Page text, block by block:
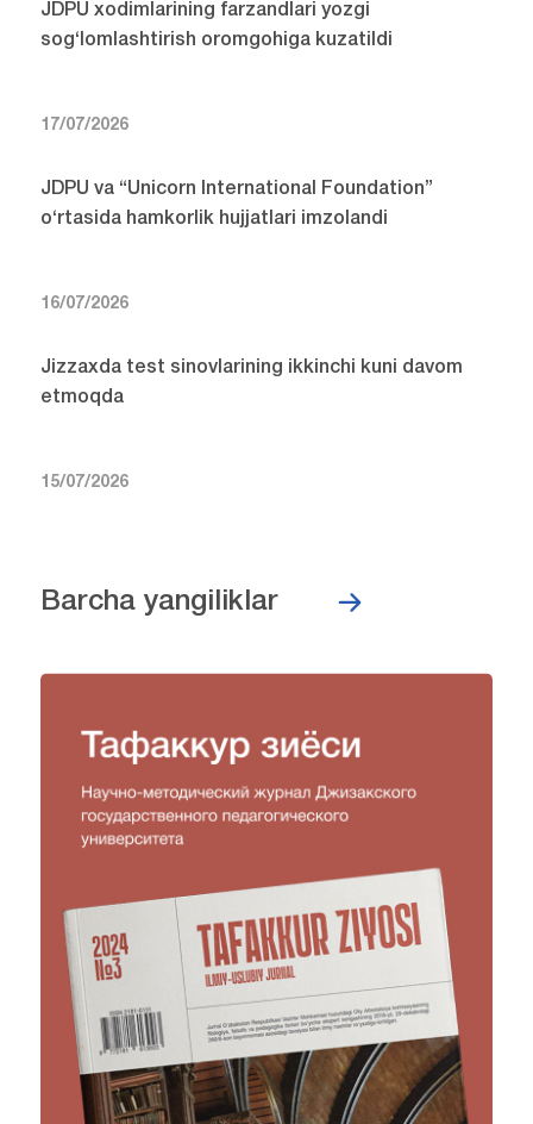
JDPU xodimlarining farzandlari yozgi
sog‘lomlashtirish oromgohiga kuzatildi
17/07/2026
JDPU va “Unicorn International Foundation”
o‘rtasida hamkorlik hujjatlari imzolandi
16/07/2026
Jizzaxda test sinovlarining ikkinchi kuni davom
etmoqda
15/07/2026
Barcha yangiliklar